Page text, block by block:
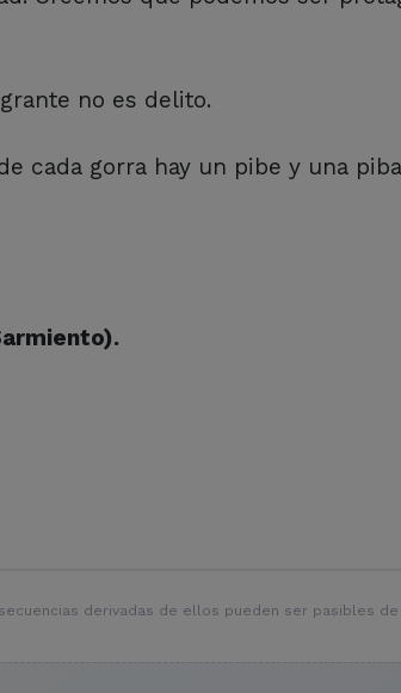
no es delito.
cada gorra hay un pibe y una
derivadas de ellos pueden ser pasibles de